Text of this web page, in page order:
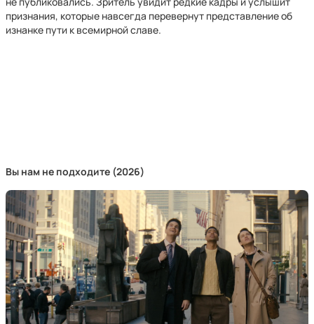
признания, которые навсегда перевернут представление об
изнанке пути к всемирной славе.
Вы нам не подходите (2026)